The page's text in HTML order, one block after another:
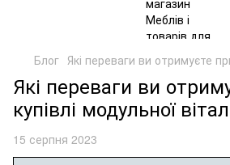
Блог Які переваги ви отримуєте
Які переваги ви
купівлі модульної
15 серпня 2023